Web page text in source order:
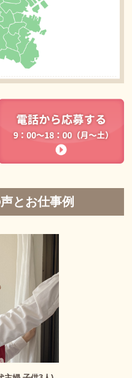
とお仕事例